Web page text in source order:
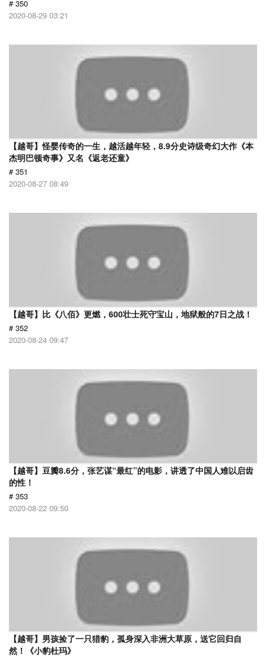
# 350
2020-08-29 03:21
【越哥】怪婴传奇的一生，越活越年轻，8.9分史诗级奇幻大作《本
杰明巴顿奇事》又名《返老还童》
# 351
2020-08-27 08:49
【越哥】比《八佰》更燃，600壮士死守宝山，地狱般的7日之战！
# 352
2020-08-24 09:47
【越哥】豆瓣8.6分，张艺谋“最红”的电影，讲透了中国人难以启齿
的性！
# 353
2020-08-22 09:50
【越哥】男孩捡了一只猎豹，孤身深入非洲大草原，送它回归自
然！《小豹杜玛》